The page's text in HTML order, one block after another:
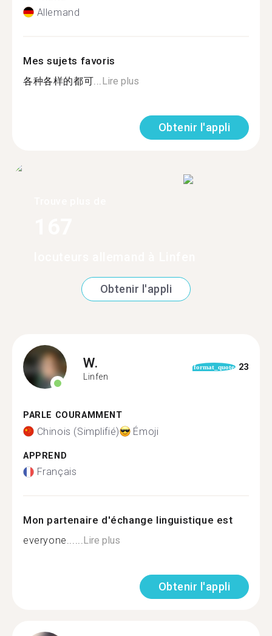
Allemand
Mes sujets favoris
各种各样的都可... Lire plus
Obtenir l'appli
Obtenir l'appli
W.
Linfen
format_quote 23
PARLE COURAMMENT
Chinois (Simplifié) Émoji
APPREND
Français
Mon partenaire d'échange linguistique est
everyone......Lire plus
Obtenir l'appli